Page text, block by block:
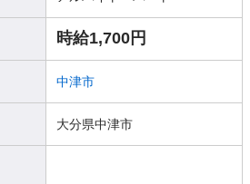
時給1,700円
中津市
大分県中津市